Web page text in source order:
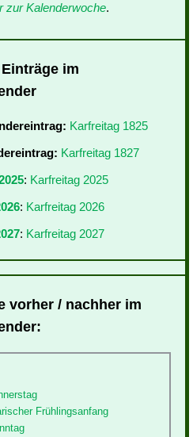
zur Kalenderwoche.
im
Karfreitag 1825
Karfreitag 1827
: Karfreitag 2025
: Karfreitag 2026
: Karfreitag 2027
vorher / nachher im
Frühlingsanfang